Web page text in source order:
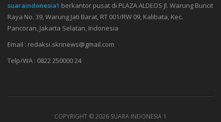
suaraindonesia1 berkantor pusat di PLAZA ALDEOS Jl. Warung Buncit
Raya No. 39, Warung Jati Barat, RT 001/RW 09, Kalibata, Kec.
Pancoran, Jakarta Selatan, Indonesia
Email : redaksi.skrinews@gmail.com
Telp/WA : 0822 250000 24
COPYRIGHT ©2026 SUARA INDONESIA 1